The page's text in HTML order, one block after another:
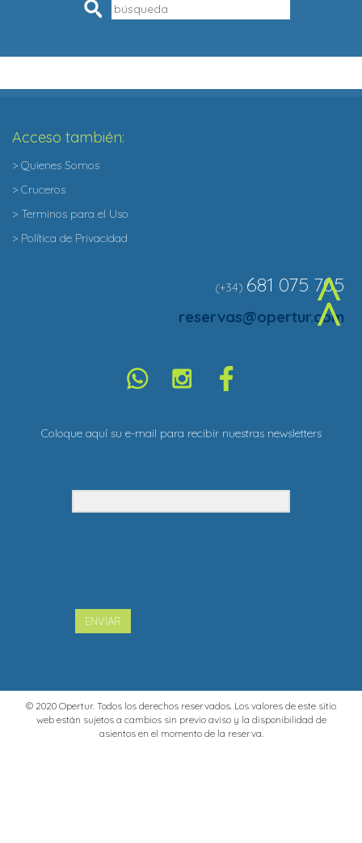
Pesquisar
^
Acceso también:
> Quienes Somos
> Cruceros
> Terminos para el Uso
> Política de Privacidad
(+34) 681 075 705
reservas@opertur.com
Coloque aquí su e-mail para recibir nuestras newsletters
ENVIAR
© 2020 Opertur. Todos los derechos reservados. Los valores de este sitio
web están sujetos a cambios sin previo aviso y la disponibilidad de
asientos en el momento de la reserva.